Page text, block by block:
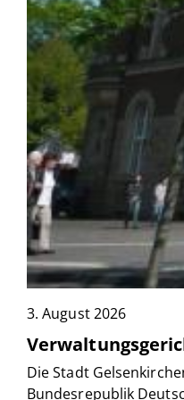
3. August 2026
Die Stadt
Bundesrepublik